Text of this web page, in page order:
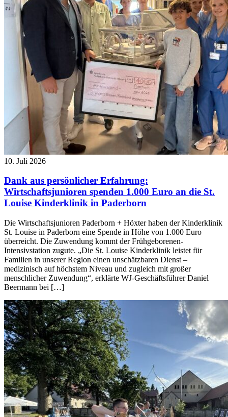
10. Juli 2026
Dank aus persönlicher Erfahrung:
Wirtschaftsjunioren spenden 1.000 Euro an die St.
Louise Kinderklinik in Paderborn
Die Wirtschaftsjunioren Paderborn + Höxter haben der Kinderklinik
St. Louise in Paderborn eine Spende in Höhe von 1.000 Euro
überreicht. Die Zuwendung kommt der Frühgeborenen-
Intensivstation zugute. „Die St. Louise Kinderklinik leistet für
Familien in unserer Region einen unschätzbaren Dienst –
medizinisch auf höchstem Niveau und zugleich mit großer
menschlicher Zuwendung“, erklärte WJ-Geschäftsführer Daniel
Beermann bei […]